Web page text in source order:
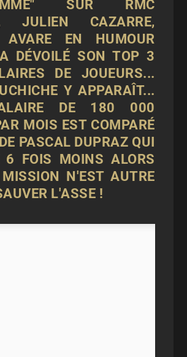
SUR RMC
JULIEN CAZARRE,
AVARE EN HUMOUR
DÉVOILÉ SON TOP 3
DE JOUEURS...
Y APPARAÎT...
DE 180 000
MOIS EST COMPARÉ
PASCAL DUPRAZ QUI
6 FOIS MOINS ALORS
N'EST AUTRE
L'ASSE !